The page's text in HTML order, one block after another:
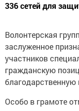
336 сетей для
Волонтерская
заслуженное
участников
гражданскую
благодарственную
Особо в грамоте